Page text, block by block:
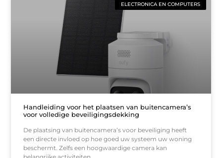
ELECTRONICA EN COMPUTERS
Handleiding voor het plaatsen van buitencamera’s
voor volledige beveiligingsdekking
De plaatsing van buitencamera’s voor beveiliging heeft
een directe invloed op hoe goed uw systeem uw woning
beschermt. Zelfs een hoogwaardige camera kan